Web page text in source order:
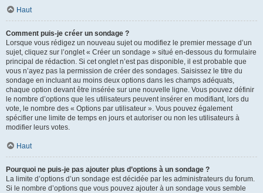
Haut
Comment puis-je créer un sondage ?
Lorsque vous rédigez un nouveau sujet ou modifiez le premier message d’un
sujet, cliquez sur l’onglet « Créer un sondage » situé en-dessous du formulaire
principal de rédaction. Si cet onglet n’est pas disponible, il est probable que
vous n’ayez pas la permission de créer des sondages. Saisissez le titre du
sondage en incluant au moins deux options dans les champs adéquats,
chaque option devant être insérée sur une nouvelle ligne. Vous pouvez définir
le nombre d’options que les utilisateurs peuvent insérer en modifiant, lors du
vote, le nombre des « Options par utilisateur ». Vous pouvez également
spécifier une limite de temps en jours et autoriser ou non les utilisateurs à
modifier leurs votes.
Haut
Pourquoi ne puis-je pas ajouter plus d’options à un sondage ?
La limite d’options d’un sondage est décidée par les administrateurs du forum.
Si le nombre d’options que vous pouvez ajouter à un sondage vous semble